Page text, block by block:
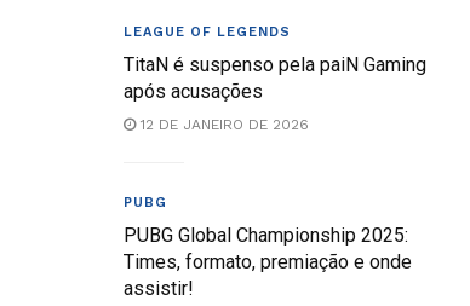
LEAGUE OF LEGENDS
TitaN é suspenso pela paiN Gaming
após acusações
12 DE JANEIRO DE 2026
PUBG
PUBG Global Championship 2025:
Times, formato, premiação e onde
assistir!